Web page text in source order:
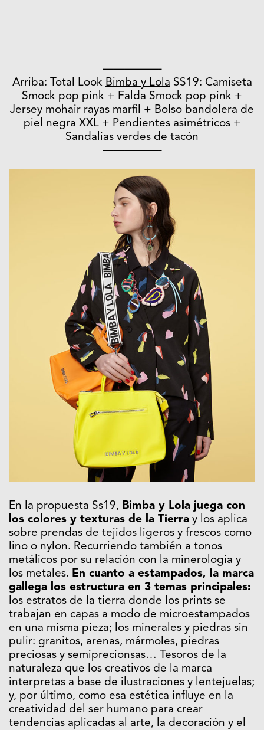
—————-
Arriba: Total Look Bimba y Lola SS19: Camiseta
Smock pop pink + Falda Smock pop pink +
Jersey mohair rayas marfil + Bolso bandolera de
piel negra XXL + Pendientes asimétricos +
Sandalias verdes de tacón
—————-
En la propuesta Ss19, Bimba y Lola juega con
los colores y texturas de la Tierra y los aplica
sobre prendas de tejidos ligeros y frescos como
lino o nylon. Recurriendo también a tonos
metálicos por su relación con la minerología y
los metales. En cuanto a estampados, la marca
gallega los estructura en 3 temas principales:
los estratos de la tierra donde los prints se
trabajan en capas a modo de microestampados
en una misma pieza; los minerales y piedras sin
pulir: granitos, arenas, mármoles, piedras
preciosas y semiprecionsas… Tesoros de la
naturaleza que los creativos de la marca
interpretas a base de ilustraciones y lentejuelas;
y, por último, como esa estética influye en la
creatividad del ser humano para crear
tendencias aplicadas al arte, la decoración y el